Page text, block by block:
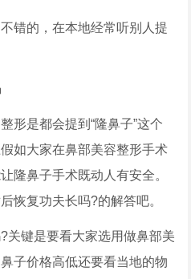
错的，在本地经常听别人提
形是都会提到“隆鼻子”这个
如大家在鼻部美容整形手术
隆鼻子手术既动人有安全。
恢复功夫长吗?的解答吧。
关键是要看大家选用做鼻部美
子价格高低还要看当地的物